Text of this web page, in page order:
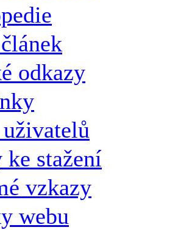
odkazy
uživatelů
ke stažení
vzkazy
webu